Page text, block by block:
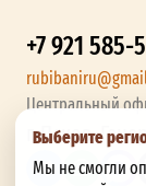
Выберите
Мы не смогли
+7 921 585-
Центральный
г. Псков,